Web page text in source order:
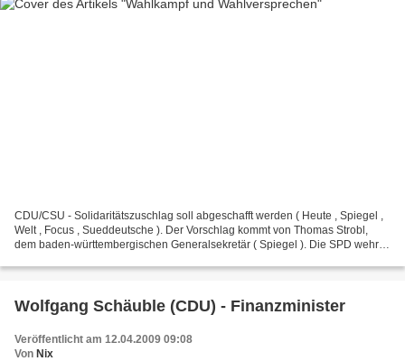
CDU/CSU - Solidaritätszuschlag soll abgeschafft werden ( Heute , Spiegel ,
Welt , Focus , Sueddeutsche ). Der Vorschlag kommt von Thomas Strobl,
dem baden-württembergischen Generalsekretär ( Spiegel ). Die SPD wehrt
Wolfgang Schäuble (CDU) - Finanzminister
Veröffentlicht am 12.04.2009 09:08
Von Nix